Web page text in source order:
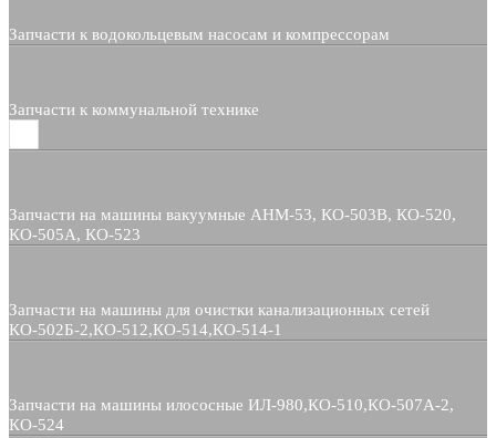
Запчасти к водокольцевым насосам и компрессорам
Запчасти к коммунальной технике
Запчасти на машины вакуумные АНМ-53, КО-503В, КО-520,
КО-505А, КО-523
Запчасти на машины для очистки канализационных сетей
КО-502Б-2,КО-512,КО-514,КО-514-1
Запчасти на машины илососные ИЛ-980,КО-510,КО-507А-2,
КО-524